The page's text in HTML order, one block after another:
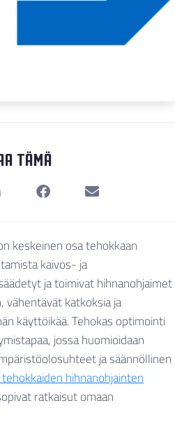
Tämä
keskeinen osa tehokkaan
kaivos- ja
ja toimivat hihnanohjaimet
vähentävät katkoksia ja
käyttöikää. Tehokas optimointi
jossa huomioidaan
ja säännöllinen
hihnanohjainten
ratkaisut omaan